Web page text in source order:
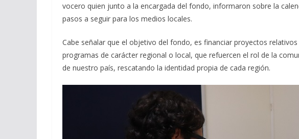
vocero quien junto a la encargada del fondo, informaron sobre la
pasos a seguir para los medios locales.
Cabe señalar que el objetivo del fondo, es financiar proyectos
programas de carácter regional o local, que refuercen el rol de la
de nuestro país, rescatando la identidad propia de cada región.